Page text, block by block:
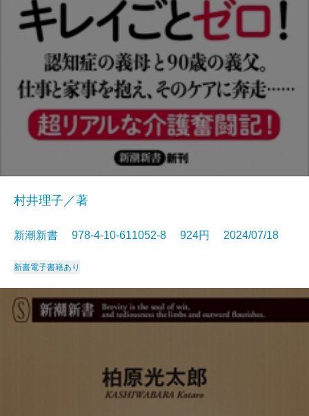
村井理子／著
新潮新書 978-4-10-611052-8 924円 2024/07/18
新書電子書籍あり